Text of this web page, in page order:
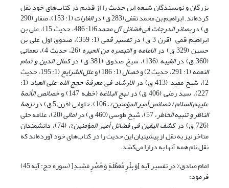
بزرگان و نویسندگان شیعه این حدیث را از قدیم در کتاب‌های خود نقل
کرده‌اند. ابراهیم بن محمد ثقفى (283 ق) در الغارات (1: 153)،‏ صفار (290
ق‏) دربصائر الدرجات فی فضائل آل محمد 6(1: 486، حدیث 15)، على بن
ابراهیم قمى ‏ (قرن 3 ق) در تفسیر قمی (1: 359)، ‏صدوق اول على بن
حسین‏ (329 ق) در الامامه و التبصره من الحیره (26، حدیث 4)، ‏نعمانی
(360 ق) در الغیبه(136)، شیخ صدوق (381 ق) در کمال الدین و تمام
النعمه(1: 291، حدیث 2) و خصال(1: 186) و علل الشرایع (1: 195، حدیث
2)، شیخ مفید (413 ق) در الارشاد فی معرفة حجج الله على العباد (1:
227)، سید رضی (406 ق‏) در نهج البلاغه(خطبه 147) و خصائص الأئمة
علیهم السلام (خصائص أمیر المؤمنین%، 106)، حلوانی (قرن 5 ق) در نزهة
الناظر و تنبیه الخاطر، 57)، شیخ طوسی (460 ق) در امالی (20)، علامه حلى
(726 ق) در کشف الیقین فی فضائل أمیر المؤمنین %، (74)، دانشمندان
متاخر نیز به نقل از پیشینیان این حدیث را در کتاب‌های خود آورده‌اند که
نقل نام همه آنها به درازا می‌کشد.
امام صادق% در تفسیر آیه ]وَ بِئْرٍ مُعَطَّلَةٍ وَ قَصْرٍ مَشِیدٍ[ (سوره حج: آیه 45)
فرمود: